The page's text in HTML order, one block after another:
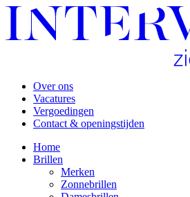
Over ons
Vacatures
Vergoedingen
Contact & openingstijden
Home
Brillen
Merken
Zonnebrillen